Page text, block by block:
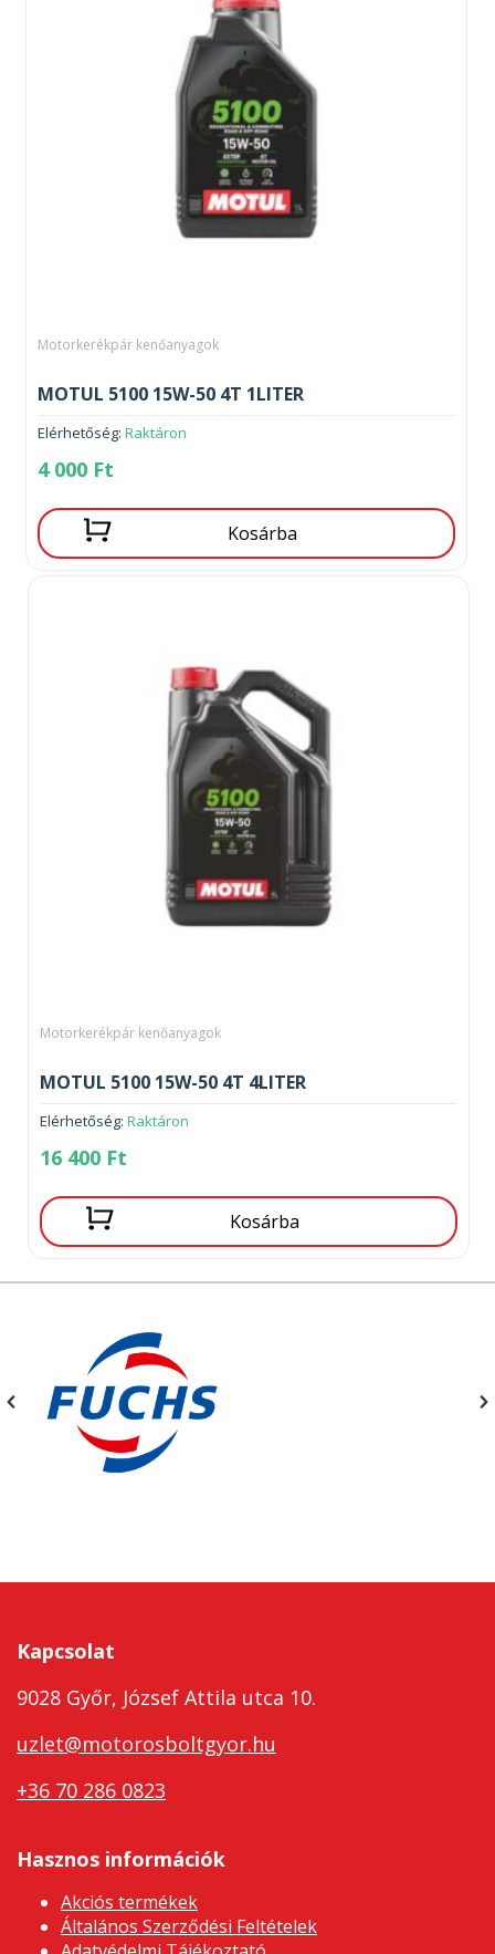
Motorkerékpár kenőanyagok
MOTUL 5100 15W-50 4T 1LITER
Elérhetőség: Raktáron
4 000 Ft
Kosárba
Motorkerékpár kenőanyagok
MOTUL 5100 15W-50 4T 4LITER
Elérhetőség: Raktáron
16 400 Ft
Kosárba
Kapcsolat
9028 Győr, József Attila utca 10.
uzlet@motorosboltgyor.hu
+36 70 286 0823
Hasznos információk
Akciós termékek
Általános Szerződési Feltételek